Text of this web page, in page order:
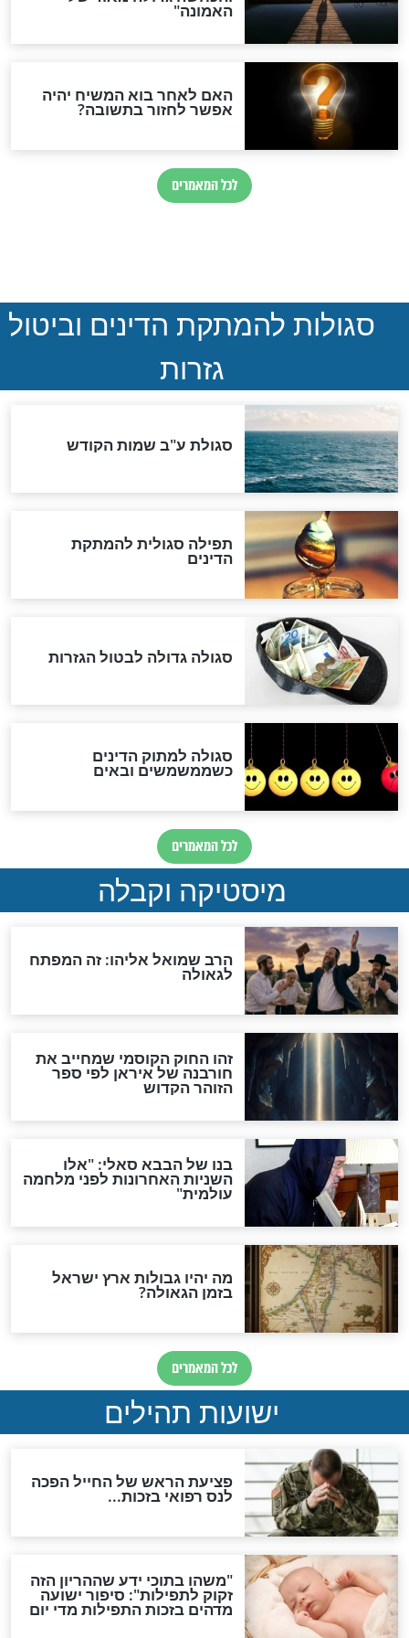
הותר לפרסום: לוחמי מילואים
נהרגו בדרום לבנון
המסמך האבוד שנחשף
במרתפי מוסקבה: כתב היד
הנדיר של הרשב"ם התגלה
שורדת השואה שחוגגת 100:
"מודה לקב"ה על כל השנים"
לכל המאמרים
אחרית הימים
האם אפשר לחשב את הקץ?
מה יהיה בימות המשיח?
"לפני הגאולה תהיה אפיקורסות
והכחשה גדולה מאוד של
האמונה"
האם לאחר בוא המשיח יהיה
אפשר לחזור בתשובה?
לכל המאמרים
להמתקת הדינים וביטול
גזרות
סגולת ע"ב שמות הקודש